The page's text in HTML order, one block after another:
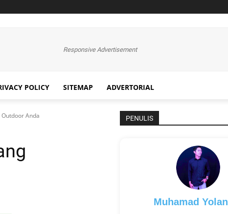
Responsive Advertisement
POLICY SITEMAP ADVERTORIAL
Anda PENULIS
Muhamad Yolan